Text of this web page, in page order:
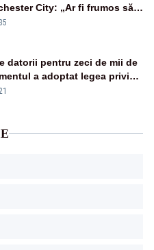
City: „Ar fi frumos să
și de la noi”
datorii pentru zeci de mii de
a adoptat legea privind